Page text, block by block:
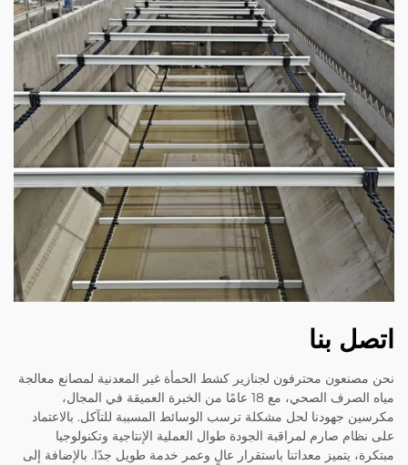
اتصل بنا
نحن مصنعون محترفون لجنازير كشط الحمأة غير المعدنية لمصانع معالجة
مياه الصرف الصحي، مع 18 عامًا من الخبرة العميقة في المجال،
مكرسين جهودنا لحل مشكلة ترسب الوسائط المسببة للتآكل. بالاعتماد
على نظام صارم لمراقبة الجودة طوال العملية الإنتاجية وتكنولوجيا
مبتكرة، يتميز معداتنا باستقرار عالٍ وعمر خدمة طويل جدًا. بالإضافة إلى